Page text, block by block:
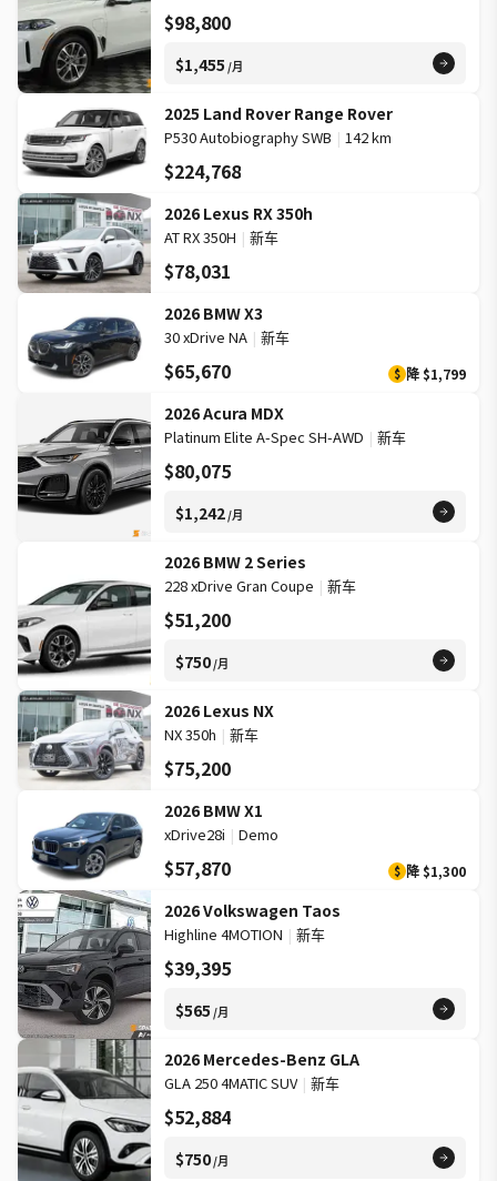
$98,800
$1,455 /月
2025 Land Rover Range Rover
P530 Autobiography SWB | 142 km
$224,768
2026 Lexus RX 350h
AT RX 350H | 新车
$78,031
2026 BMW X3
30 xDrive NA | 新车
$65,670 $ 降 $1,799
2026 Acura MDX
Platinum Elite A-Spec SH-AWD | 新车
$80,075
$1,242/月
2026 BMW 2 Series
228 xDrive Gran Coupe | 新车
$51,200
$750/月
2026 Lexus NX
NX 350h | 新车
$75,200
2026 BMW X1
xDrive28i | Demo
$57,870 $ 降 $1,300
2026 Volkswagen Taos
Highline 4MOTION | 新车
$39,395
$565 /月
2026 Mercedes-Benz GLA
GLA 250 4MATIC SUV | 新车
$52,884
$750/月